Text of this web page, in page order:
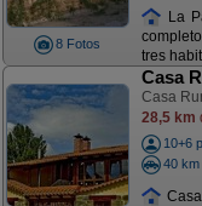
8 Fotos
La
tres
Casa
Casa
28,5 km
10+6
40 km